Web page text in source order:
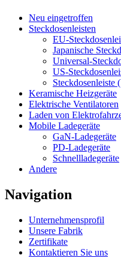
Neu eingetroffen
Steckdosenleisten
EU-
Japanische
Universal-
US-
Steckdosenleiste
Keramische Heizgeräte
Elektrische Ventilatoren
Laden von
Mobile Ladegeräte
GaN-Ladegeräte
PD-Ladegeräte
Schnellladegeräte
Andere
Navigation
Unternehmensprofil
Unsere Fabrik
Zertifikate
Kontaktieren Sie uns